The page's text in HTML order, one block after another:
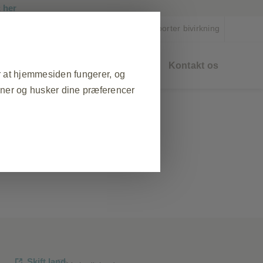
her
Rapporter bivirkning
Kontakt os
hjemmesiden fungerer, og
og husker dine præferencer
på webstedet, til at